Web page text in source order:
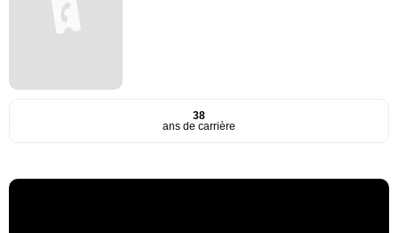
38
ans de carrière